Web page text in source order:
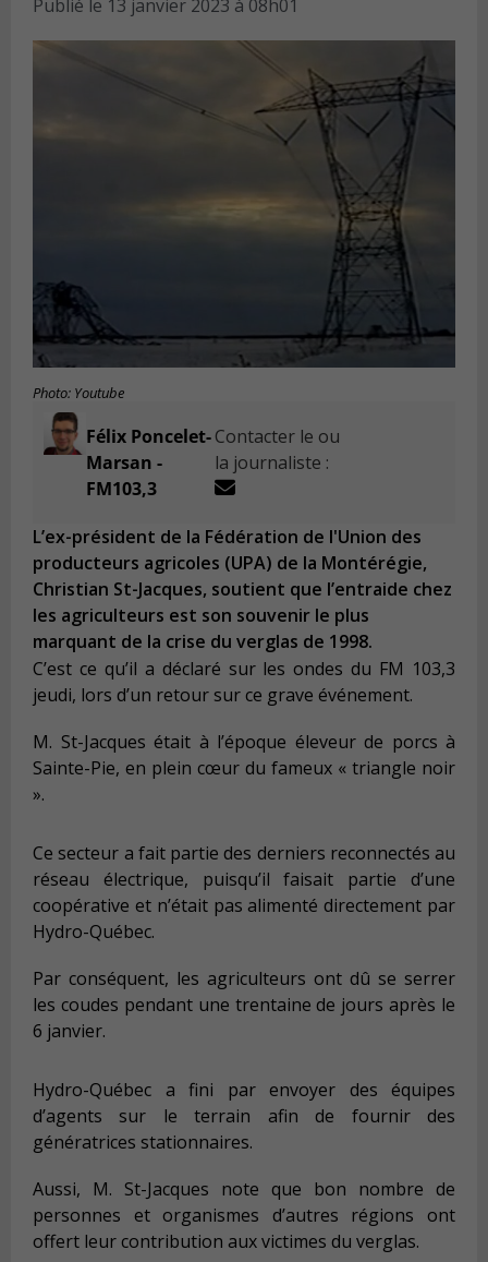
Publié le 13 janvier 2023 à 08h01
Photo: Youtube
Félix Poncelet-
Marsan -
FM103,3
Contacter le ou
la journaliste :
L’ex-président de la Fédération de l'Union des
producteurs agricoles (UPA) de la Montérégie,
Christian St-Jacques, soutient que l’entraide chez
les agriculteurs est son souvenir le plus
marquant de la crise du verglas de 1998.
C’est ce qu’il a déclaré sur les ondes du FM 103,3
jeudi, lors d’un retour sur ce grave événement.
M. St-Jacques était à l’époque éleveur de porcs à
Sainte-Pie, en plein cœur du fameux « triangle noir
».
Ce secteur a fait partie des derniers reconnectés au
réseau électrique, puisqu’il faisait partie d’une
coopérative et n’était pas alimenté directement par
Hydro-Québec.
Par conséquent, les agriculteurs ont dû se serrer
les coudes pendant une trentaine de jours après le
6 janvier.
Hydro-Québec a fini par envoyer des équipes
d’agents sur le terrain afin de fournir des
génératrices stationnaires.
Aussi, M. St-Jacques note que bon nombre de
personnes et organismes d’autres régions ont
offert leur contribution aux victimes du verglas.